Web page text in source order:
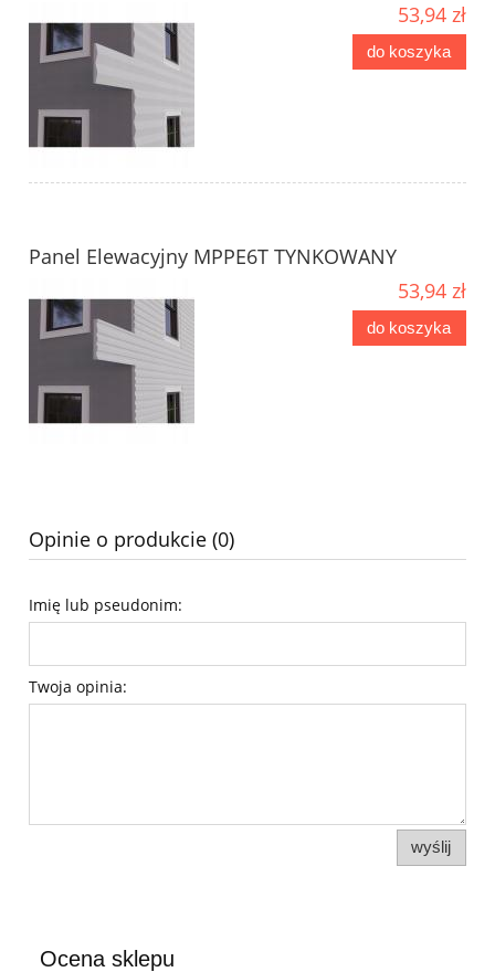
53,94 zł
do koszyka
Panel Elewacyjny MPPE6T TYNKOWANY
53,94 zł
do koszyka
Opinie o produkcie (0)
Imię lub pseudonim:
Twoja opinia:
wyślij
Ocena sklepu